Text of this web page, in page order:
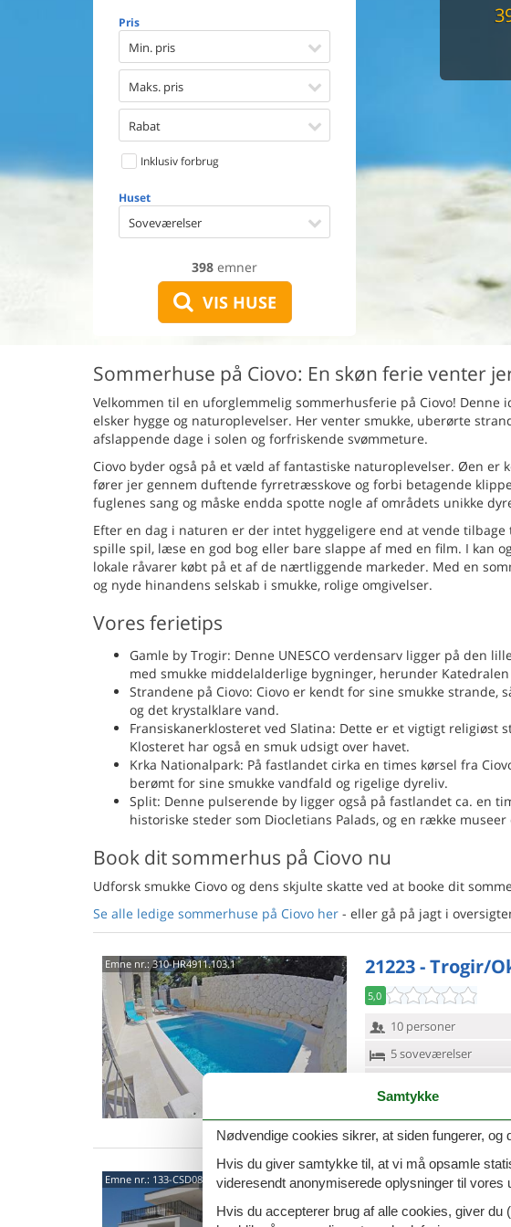
Pris
Min. pris
Maks. pris
Rabat
Inklusiv forbrug
Huset
Soveværelser
398 emner
VIS HUSE
Aircondition
Ladestander til elbil
Sommerhuse på Ciovo: En skøn ferie venter
Velkommen til en uforglemmelig sommerhusferie på Ciovo!
elsker hygge og naturoplevelser. Her venter smukke, uberørte
afslappende dage i solen og forfriskende svømmeture.
Ciovo byder også på et væld af fantastiske naturoplevelser. Øen er
fører jer gennem duftende fyrretræsskove og forbi betagende
fuglenes sang og måske endda spotte nogle af områdets unikke
Efter en dag i naturen er der intet hyggeligere end at vende
spille spil, læse en god bog eller bare slappe af med en film. I kan
lokale råvarer købt på et af de nærtliggende markeder. Med en
og nyde hinandens selskab i smukke, rolige omgivelser.
Vores ferietips
Gamle by Trogir: Denne UNESCO verdensarv ligger på den
med smukke middelalderlige bygninger, herunder
Strandene på Ciovo: Ciovo er kendt for sine smukke strande,
og det krystalklare vand.
Fransiskanerklosteret ved Slatina: Dette er et vigtigt religiøst
Klosteret har også en smuk udsigt over havet.
Krka Nationalpark: På fastlandet cirka en times kørsel fra
berømt for sine smukke vandfald og rigelige dyreliv.
Split: Denne pulserende by ligger også på fastlandet ca. en
historiske steder som Diocletians Palads, og en række
Book dit sommerhus på Ciovo nu
Udforsk smukke Ciovo og dens skjulte skatte ved at booke dit
Se alle ledige sommerhuse på Ciovo her - eller gå på jagt i
Emne nr.:310-HR4911.103.1 21223 - Trogir/
5,0
10 personer
5 soveværelser
Emne nr.: 133-CSD084
Staraci - Ciovo-
Slatine
Samtykke
Nødvendige cookies sikrer, at siden fungerer,
Hvis du giver samtykke til, at vi må opsamle
videresendt anonymiserede oplysninger til vores
Hvis du accepterer brug af alle cookies, giver